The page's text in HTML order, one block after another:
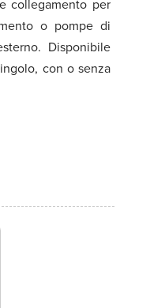
collegamento per
o pompe di
Disponibile
con o senza